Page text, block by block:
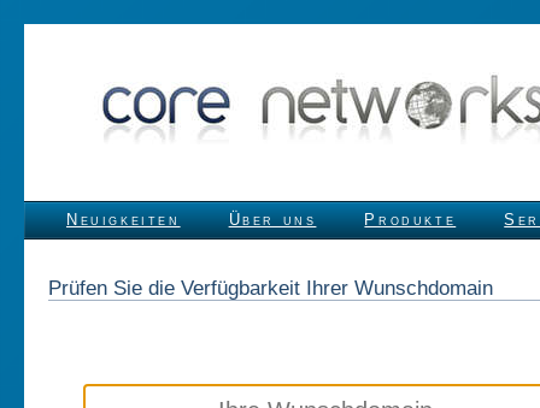
Neuigkeiten Über uns Produkte
Prüfen Sie die Verfügbarkeit Ihrer Wunschdomain